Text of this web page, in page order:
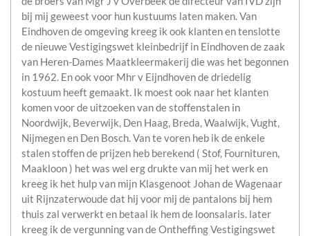
bij mij geweest voor hun kustuums laten maken. Van
Eindhoven de omgeving kreeg ik ook klanten en tenslotte
de nieuwe Vestigingswet kleinbedrijf in Eindhoven de zaak
van Heren-Dames Maatkleermakerij die was het begonnen
in 1962. En ook voor Mhr v Eijndhoven de driedelig
kostuum heeft gemaakt. Ik moest ook naar het klanten
komen voor de uitzoeken van de stoffenstalen in
Noordwijk, Beverwijk, Den Haag, Breda, Waalwijk, Vught,
Nijmegen en Den Bosch. Van te voren heb ik de enkele
stalen stoffen de prijzen heb berekend ( Stof, Fournituren,
Maakloon ) het was wel erg drukte van mij het werk en
kreeg ik het hulp van mijn Klasgenoot Johan de Wagenaar
uit Rijnzaterwoude dat hij voor mij de pantalons bij hem
thuis zal verwerkt en betaal ik hem de loonsalaris. later
kreeg ik de vergunning van de Ontheffing Vestigingswet